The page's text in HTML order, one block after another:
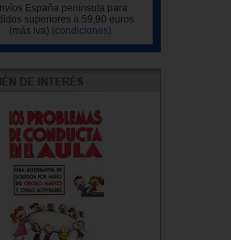
España península para
superiores a 59,90 euros
(más iva) (condiciones)